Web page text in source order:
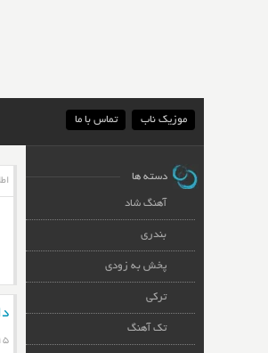
موزیک ناب تماس با ما
۱۵ بهمن ۱۳۹۹
دسته ها
آهنگ شاد
بندری
پخش به زودی
ترکی
تک آهنگ